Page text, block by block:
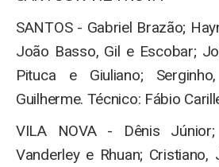
SANTOS - Gabriel Brazão;
João Basso, Gil e Escobar;
Pituca e Giuliano;
Guilherme. Técnico: Fábio
VILA NOVA - Dênis Júnior;
Vanderley e Rhuan;